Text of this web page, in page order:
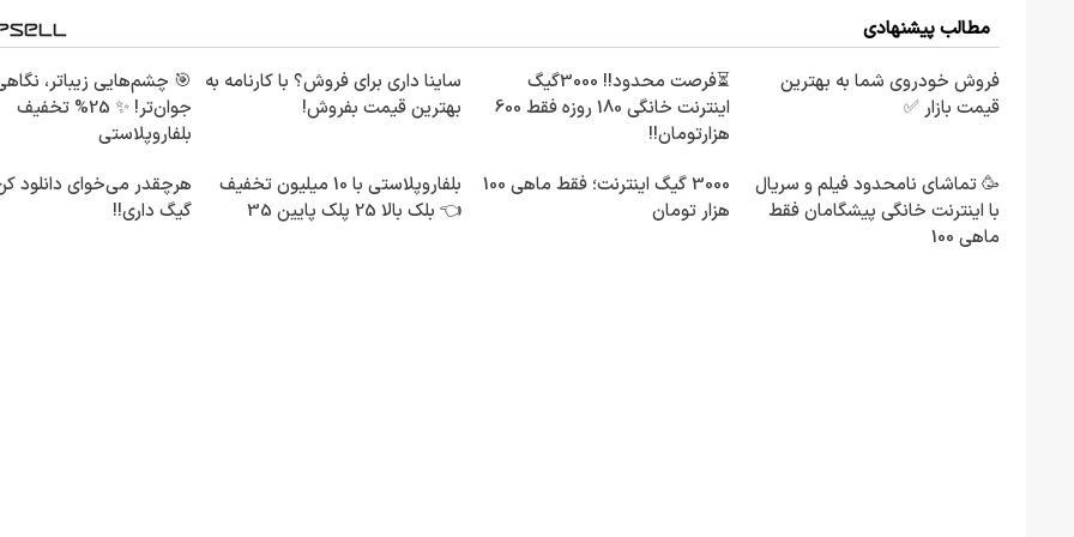
مطالب پیشنهادی
فروش خودروی شما به بهترین
قیمت بازار ✅
⏳فرصت محدود!! 3000گیگ
اینترنت خانگی 180 روزه فقط 600
هزارتومان!!
ساینا داری برای فروش؟ با کارنامه به
بهترین قیمت بفروش!
🎯 چشم‌هایی زیباتر،
جوان‌تر! ✨ 25% تخفیف
بلفاروپلاستی
🥳 تماشای نامحدود فیلم و سریال
با اینترنت خانگی پیشگامان فقط
ماهی 100
3000 گیگ اینترنت؛ فقط ماهی 100
هزار تومان
بلفاروپلاستی با 10 میلیون تخفیف
👈 بلک بالا 25 پلک پایین 35
گیگ داری!!